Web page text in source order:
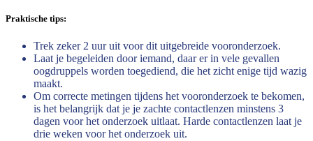
Praktische tips:
Trek zeker 2 uur uit voor dit uitgebreide vooronderzoek.
Laat je begeleiden door iemand, daar er in vele gevallen
oogdruppels worden toegediend, die het zicht enige tijd wazig
maakt.
Om correcte metingen tijdens het vooronderzoek te bekomen,
is het belangrijk dat je je zachte contactlenzen minstens 3
dagen voor het onderzoek uitlaat. Harde contactlenzen laat je
drie weken voor het onderzoek uit.